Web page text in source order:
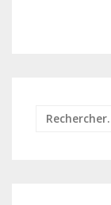
Rechercher :